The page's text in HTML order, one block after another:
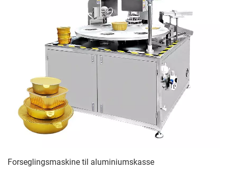
Forseglingsmaskine til aluminiumskasse